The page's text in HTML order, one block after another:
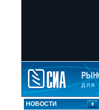
НОВОСТИ